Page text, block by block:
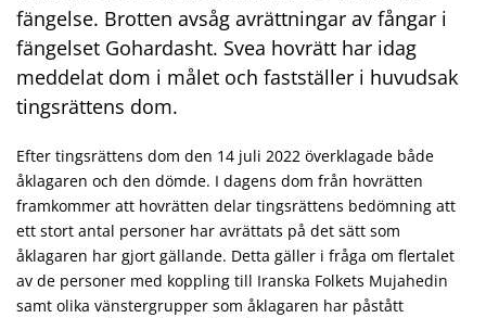
fängelse. Brotten avsåg avrättningar av fångar i
fängelset Gohardasht. Svea hovrätt har idag
meddelat dom i målet och fastställer i huvudsak
tingsrättens dom.
Efter tingsrättens dom den 14 juli 2022 överklagade både
åklagaren och den dömde. I dagens dom från hovrätten
framkommer att hovrätten delar tingsrättens bedömning att
ett stort antal personer har avrättats på det sätt som
åklagaren har gjort gällande. Detta gäller i fråga om flertalet
av de personer med koppling till Iranska Folkets Mujahedin
samt olika vänstergrupper som åklagaren har påstått